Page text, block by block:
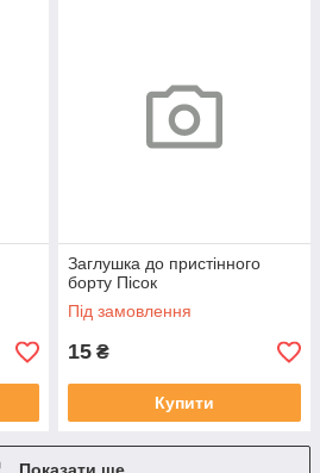
Заглушка до пристінного
борту Пісок
Під замовлення
15 ₴
Купити